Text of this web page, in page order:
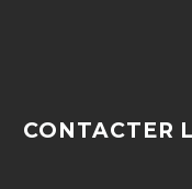
CONTACTER